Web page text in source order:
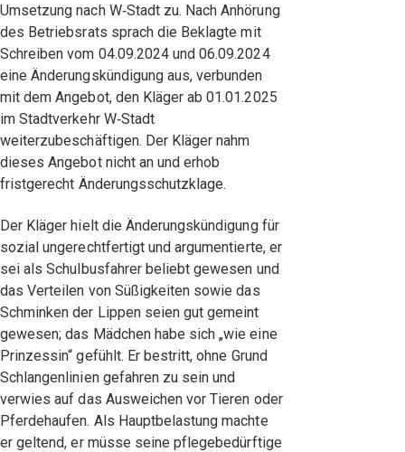
Umsetzung nach W‑Stadt zu. Nach Anhörung
des Betriebsrats sprach die Beklagte mit
Schreiben vom 04.09.2024 und 06.09.2024
eine Änderungskündigung aus, verbunden
mit dem Angebot, den Kläger ab 01.01.2025
im Stadtverkehr W‑Stadt
weiterzubeschäftigen. Der Kläger nahm
dieses Angebot nicht an und erhob
fristgerecht Änderungsschutzklage.
Der Kläger hielt die Änderungskündigung für
sozial ungerechtfertigt und argumentierte, er
sei als Schulbusfahrer beliebt gewesen und
das Verteilen von Süßigkeiten sowie das
Schminken der Lippen seien gut gemeint
gewesen; das Mädchen habe sich „wie eine
Prinzessin“ gefühlt. Er bestritt, ohne Grund
Schlangenlinien gefahren zu sein und
verwies auf das Ausweichen vor Tieren oder
Pferdehaufen. Als Hauptbelastung machte
er geltend, er müsse seine pflegebedürftige